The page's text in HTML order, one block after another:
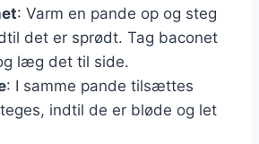
: Varm en pande op og steg
det er sprødt. Tag baconet
læg det til side.
: I samme pande tilsættes
indtil de er bløde og let